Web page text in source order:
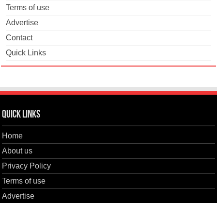
Terms of use
Advertise
Contact
Quick Links
Quick Links
Home
About us
Privacy Policy
Terms of use
Advertise